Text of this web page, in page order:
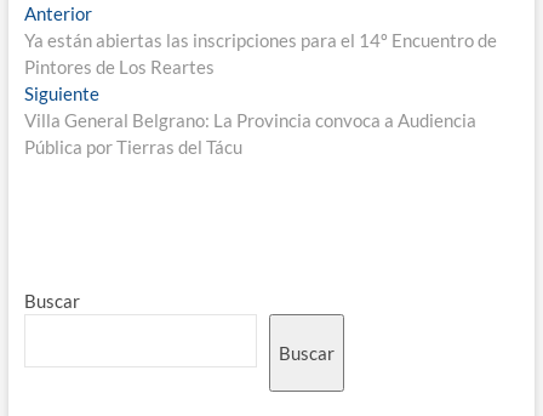
Anterior
Ya están abiertas las inscripciones para el 14º Encuentro de
Pintores de Los Reartes
Siguiente
Villa General Belgrano: La Provincia convoca a Audiencia
Pública por Tierras del Tácu
Buscar
Buscar